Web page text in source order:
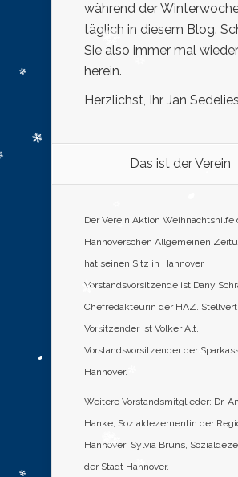
während der
täglich in diesem Blog.
Sie also immer mal wieder
herein.
Herzlichst, Ihr Jan Sedelies
Das ist der Verein
Der Verein Aktion Weihnachtshilfe
Hannoverschen Allgemeinen
hat seinen Sitz in Hannover.
Vorstandsvorsitzende ist Dany
Chefredakteurin der HAZ.
Vorsitzender ist Volker Alt,
Vorstandsvorsitzender der
Hannover.
Weitere Vorstandsmitglieder: Dr.
Hanke, Sozialdezernentin der
Hannover; Sylvia Bruns,
der Stadt Hannover.